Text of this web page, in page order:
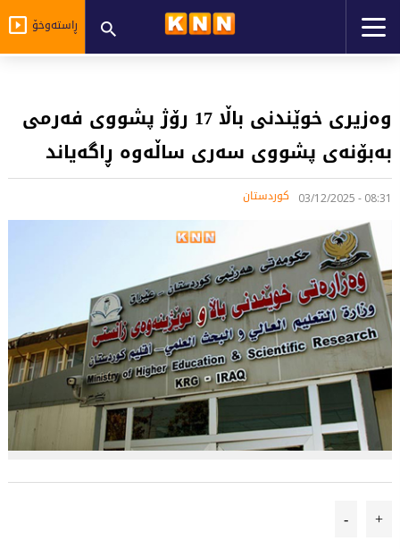
ڕاستەوخۆ
وەزیری خوێندنی باڵا 17 رۆژ پشووی فەرمی
بەبۆنەی پشووی سەری ساڵەوە ڕاگەیاند
08:31 - 03/12/2025 کوردستان
+
-